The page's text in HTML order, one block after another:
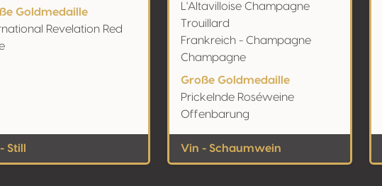
Goldmedaille
Revelation Red
Still
L'Altavilloise Champagne
Trouillard
Frankreich - Champagne
Champagne
Große Goldmedaille
Prickelnde Roséweine
Offenbarung
Vin - Schaumwein